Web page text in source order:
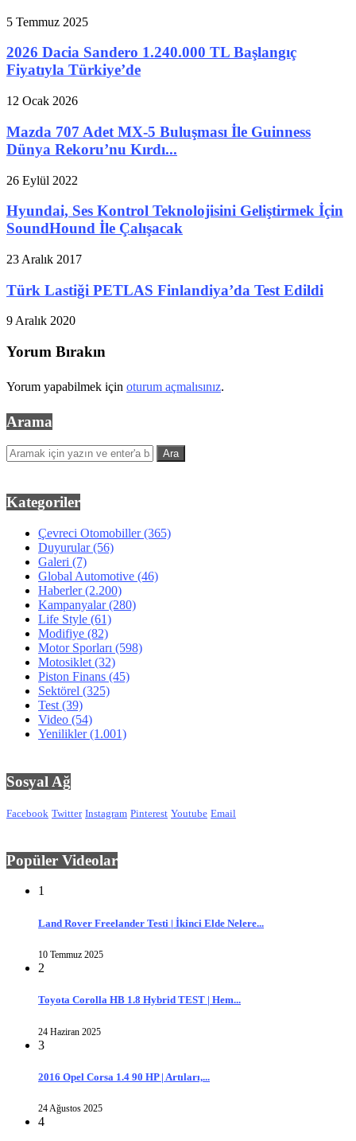
5 Temmuz 2025
2026 Dacia Sandero 1.240.000 TL Başlangıç
Fiyatıyla Türkiye’de
12 Ocak 2026
Mazda 707 Adet MX-5 Buluşması İle Guinness
Dünya Rekoru’nu Kırdı...
26 Eylül 2022
Hyundai, Ses Kontrol Teknolojisini Geliştirmek İçin
SoundHound İle Çalışacak
23 Aralık 2017
Türk Lastiği PETLAS Finlandiya’da Test Edildi
9 Aralık 2020
Yorum Bırakın
Yorum yapabilmek için oturum açmalısınız.
Arama
Kategoriler
Çevreci Otomobiller(365)
Duyurular(56)
Galeri (7)
Global Automotive (46)
Haberler(2.200)
Kampanyalar(280)
Life Style (61)
Modifiye (82)
Motor Sporları (598)
Motosiklet (32)
Piston Finans (45)
Sektörel (325)
Test (39)
Video (54)
Yenilikler(1.001)
Sosyal Ağ
Facebook Twitter Instagram Pinterest Youtube Email
Popüler Videolar
1
Land Rover Freelander Testi | İkinci Elde Nelere...
10 Temmuz 2025
2
Toyota Corolla HB 1.8 Hybrid TEST | Hem...
24 Haziran 2025
3
2016 Opel Corsa 1.4 90 HP | Artıları,...
24 Ağustos 2025
4